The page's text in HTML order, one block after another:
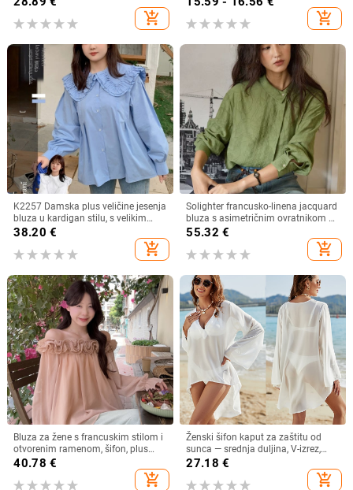
add_shopping_cart add_shopping_cart
K2257 Damska plus veličine jesenja
bluza u kardigan stilu, s velikim
ovratnikom, dvostrukim slojem i
čipkastim rubom, sladak izgled
38.20 €
add_shopping_cart
Solighter francusko-linena jacquard
bluza s asimetričnim ovratnikom za
žene, dugi rukavi, proljeće 2026
55.32 €
add_shopping_cart
Bluza za žene s francuskim stilom i
otvorenim ramenom, šifon, plus
veličina, dugi rukav
40.78 €
add_shopping_cart
Ženski šifon kaput za zaštitu od
sunca — srednja duljina, V-izrez,
dugi rukav, široki kroj, 95% poliester
27.18 €
add_shopping_cart